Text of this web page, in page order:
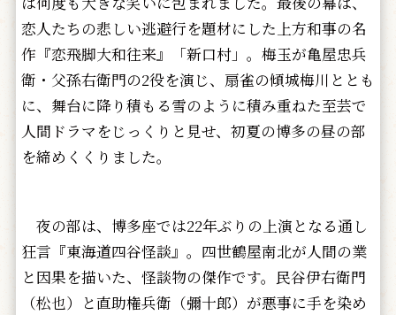
恋人たちの悲しい逃避行を題材にした上方和事の名
作『恋飛脚大和往来』「新口村」。梅玉が亀屋忠兵
衛・父孫右衛門の2役を演じ、扇雀の傾城梅川ととも
に、舞台に降り積もる雪のように積み重ねた至芸で
人間ドラマをじっくりと見せ、初夏の博多の昼の部
を締めくくりました。
夜の部は、博多座では22年ぶりの上演となる通し
狂言『東海道四谷怪談』。四世鶴屋南北が人間の業
と因果を描いた、怪談物の傑作です。民谷伊右衛門
（松也）と直助権兵衛（彌十郎）が悪事に手を染め